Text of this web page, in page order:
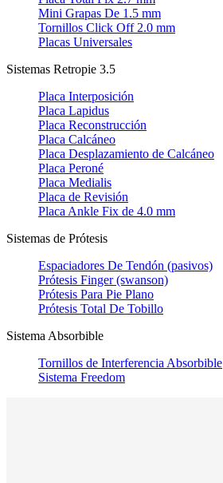
Mini Grapas De 1.5 mm
Tornillos Click Off 2.0 mm
Placas Universales
Sistemas Retropie 3.5
Placa Interposición
Placa Lapidus
Placa Reconstrucción
Placa Calcáneo
Placa Desplazamiento de Calcáneo
Placa Peroné
Placa Medialis
Placa de Revisión
Placa Ankle Fix de 4.0 mm
Sistemas de Prótesis
Espaciadores De Tendón (pasivos)
Prótesis Finger (swanson)
Prótesis Para Pie Plano
Prótesis Total De Tobillo
Sistema Absorbible
Tornillos de Interferencia Absorbible
Sistema Freedom